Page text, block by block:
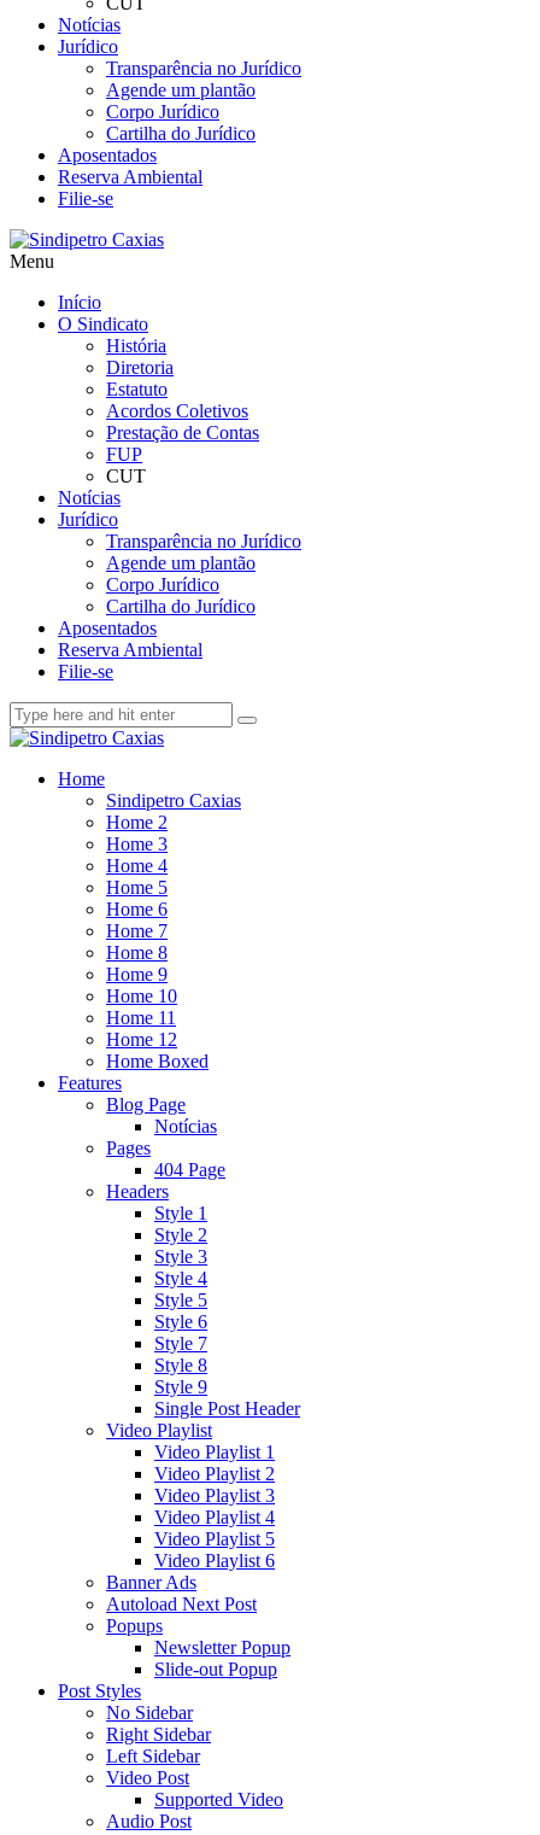
Notícias
Jurídico
Transparência no Jurídico
Agende um plantão
Corpo Jurídico
Cartilha do Jurídico
Aposentados
Reserva Ambiental
Filie-se
Menu
Início
O Sindicato
História
Diretoria
Estatuto
Acordos Coletivos
Prestação de Contas
FUP
CUT
Notícias
Jurídico
Transparência no Jurídico
Agende um plantão
Corpo Jurídico
Cartilha do Jurídico
Aposentados
Reserva Ambiental
Filie-se
Home
Sindipetro Caxias
Home 2
Home 3
Home 4
Home 5
Home 6
Home 7
Home 8
Home 9
Home 10
Home 11
Home 12
Home Boxed
Features
Blog Page
Notícias
Pages
404 Page
Headers
Style 1
Style 2
Style 3
Style 4
Style 5
Style 6
Style 7
Style 8
Style 9
Single Post Header
Video Playlist
Video Playlist 1
Video Playlist 2
Video Playlist 3
Video Playlist 4
Video Playlist 5
Video Playlist 6
Banner Ads
Autoload Next Post
Popups
Newsletter Popup
Slide-out Popup
Post Styles
No Sidebar
Right Sidebar
Left Sidebar
Video Post
Supported Video
Audio Post